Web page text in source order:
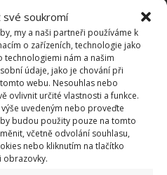
své soukromí
my a naši partneři používáme k
o zařízeních, technologie jako
technologiemi nám a našim
údaje, jako je chování při
webu. Nesouhlas nebo
ovlivnit určité vlastnosti a funkce.
uvedeným nebo proveďte
budou použity pouze na tomto
včetně odvolání souhlasu,
nebo kliknutím na tlačítko
obrazovky.
nebo
vajíčka připravit
Záleží na čase, který
naměkko můžete
skle. Vaří se přesně pět
žloutek krásně tekutý.
musíte si počkat ještě o